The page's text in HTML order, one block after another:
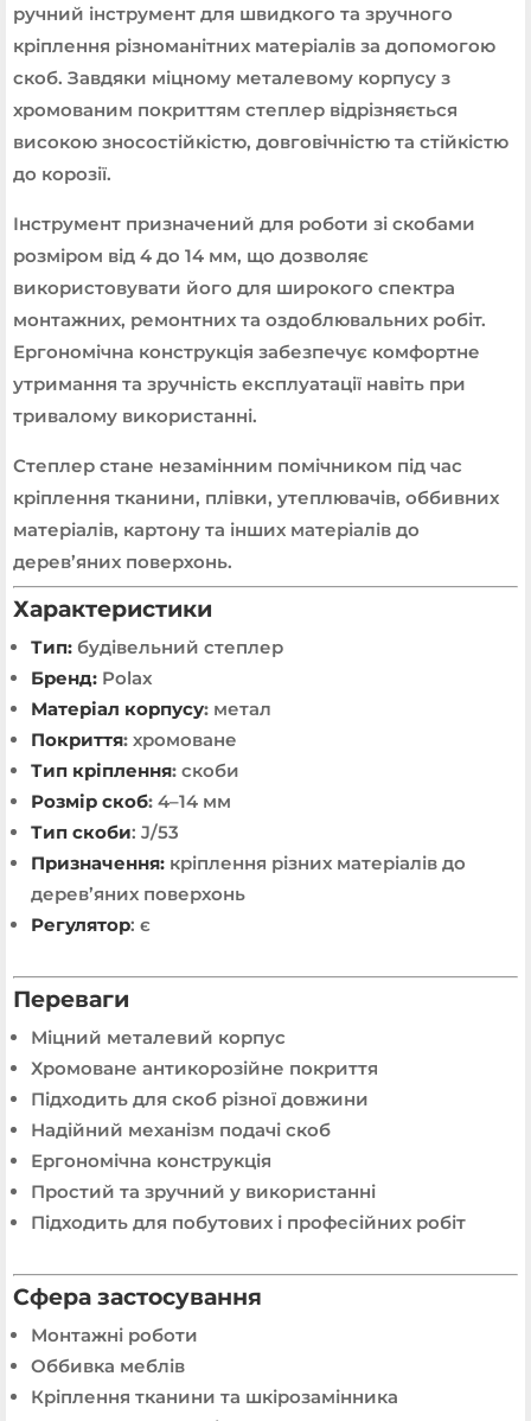
ручний інструмент для швидкого та зручного
кріплення різноманітних матеріалів за допомогою
скоб. Завдяки міцному металевому корпусу з
хромованим покриттям степлер відрізняється
високою зносостійкістю, довговічністю та стійкістю
до корозії.
Інструмент призначений для роботи зі скобами
розміром від 4 до 14 мм, що дозволяє
використовувати його для широкого спектра
монтажних, ремонтних та оздоблювальних робіт.
Ергономічна конструкція забезпечує комфортне
утримання та зручність експлуатації навіть при
тривалому використанні.
Степлер стане незамінним помічником під час
кріплення тканини, плівки, утеплювачів, оббивних
матеріалів, картону та інших матеріалів до
дерев’яних поверхонь.
Характеристики
Тип: будівельний степлер
Бренд: Polax
Матеріал корпусу: метал
Покриття: хромоване
Тип кріплення: скоби
Розмір скоб: 4–14 мм
Тип скоби: J/53
Призначення: кріплення різних матеріалів до
дерев’яних поверхонь
Регулятор: є
Переваги
Міцний металевий корпус
Хромоване антикорозійне покриття
Підходить для скоб різної довжини
Надійний механізм подачі скоб
Ергономічна конструкція
Простий та зручний у використанні
Підходить для побутових і професійних робіт
Сфера застосування
Монтажні роботи
Оббивка меблів
Кріплення тканини та шкірозамінника